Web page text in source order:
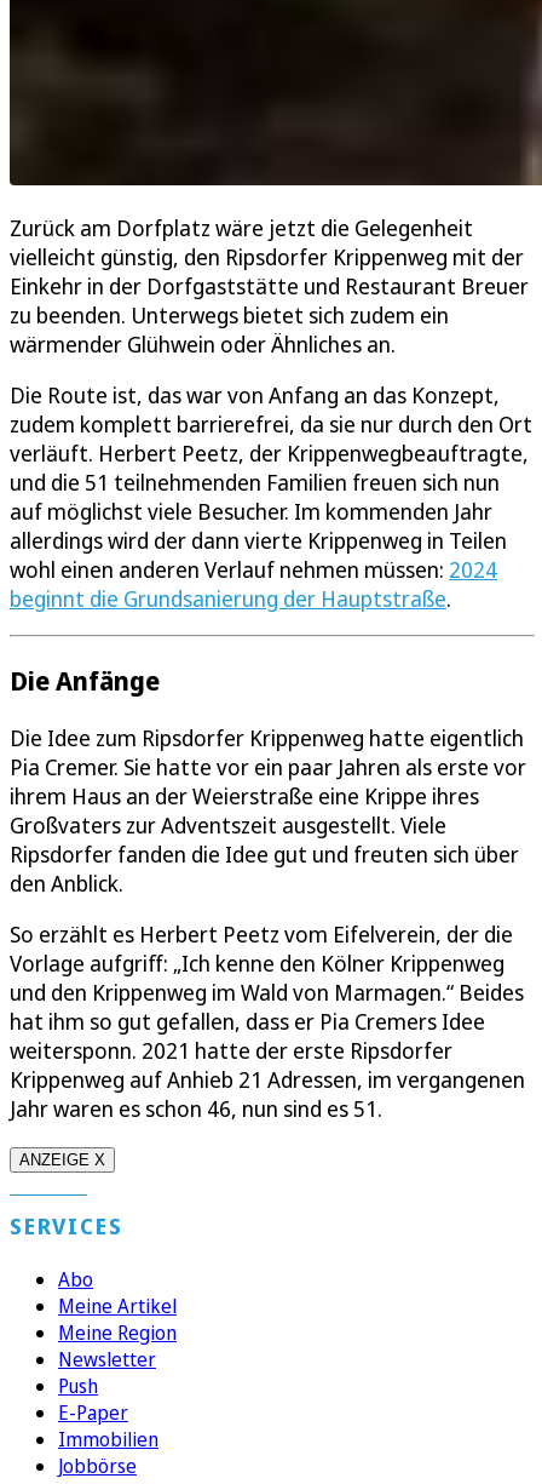
Zurück am Dorfplatz wäre jetzt die Gelegenheit
vielleicht günstig, den Ripsdorfer Krippenweg mit der
Einkehr in der Dorfgaststätte und Restaurant Breuer
zu beenden. Unterwegs bietet sich zudem ein
wärmender Glühwein oder Ähnliches an.
Die Route ist, das war von Anfang an das Konzept,
zudem komplett barrierefrei, da sie nur durch den Ort
verläuft. Herbert Peetz, der Krippenwegbeauftragte,
und die 51 teilnehmenden Familien freuen sich nun
auf möglichst viele Besucher. Im kommenden Jahr
allerdings wird der dann vierte Krippenweg in Teilen
wohl einen anderen Verlauf nehmen müssen: 2024
beginnt die Grundsanierung der Hauptstraße.
Die Anfänge
Die Idee zum Ripsdorfer Krippenweg hatte eigentlich
Pia Cremer. Sie hatte vor ein paar Jahren als erste vor
ihrem Haus an der Weierstraße eine Krippe ihres
Großvaters zur Adventszeit ausgestellt. Viele
Ripsdorfer fanden die Idee gut und freuten sich über
den Anblick.
So erzählt es Herbert Peetz vom Eifelverein, der die
Vorlage aufgriff: „Ich kenne den Kölner Krippenweg
und den Krippenweg im Wald von Marmagen.“ Beides
hat ihm so gut gefallen, dass er Pia Cremers Idee
weitersponn. 2021 hatte der erste Ripsdorfer
Krippenweg auf Anhieb 21 Adressen, im vergangenen
Jahr waren es schon 46, nun sind es 51.
ANZEIGE X
SERVICES
Abo
Meine Artikel
Meine Region
Newsletter
Push
E-Paper
Immobilien
Jobbörse